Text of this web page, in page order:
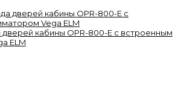
кабины OPR-800-E с встроенным
ELM